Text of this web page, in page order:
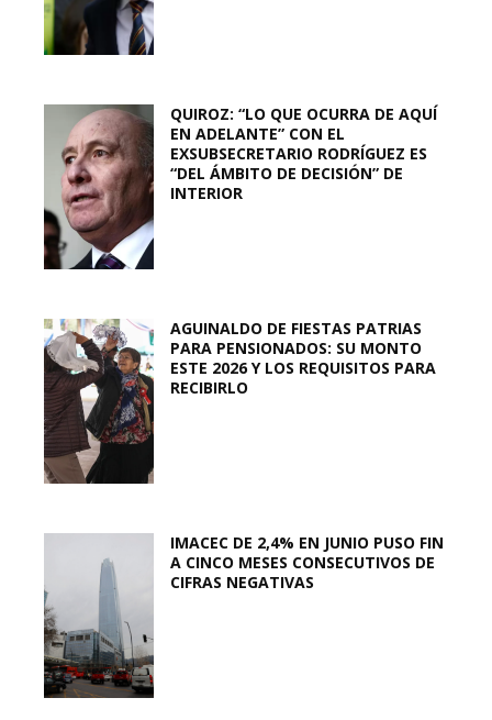
QUIROZ: “LO QUE OCURRA DE AQUÍ
EN ADELANTE” CON EL
EXSUBSECRETARIO RODRÍGUEZ ES
“DEL ÁMBITO DE DECISIÓN” DE
INTERIOR
AGUINALDO DE FIESTAS PATRIAS
PARA PENSIONADOS: SU MONTO
ESTE 2026 Y LOS REQUISITOS PARA
RECIBIRLO
IMACEC DE 2,4% EN JUNIO PUSO FIN
A CINCO MESES CONSECUTIVOS DE
CIFRAS NEGATIVAS